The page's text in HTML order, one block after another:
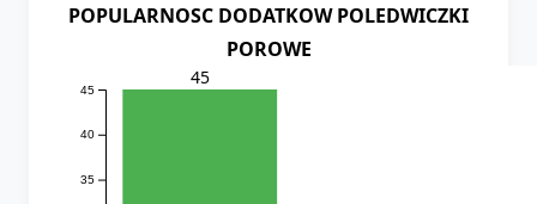
POPULARNOSC DODATKOW POLEDWICZKI
POROWE
35
40
45
45